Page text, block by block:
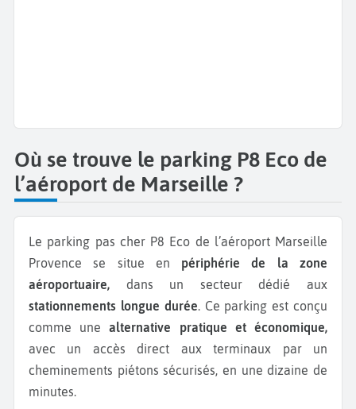
Où se trouve le parking P8 Eco de
l’aéroport de Marseille ?
Le parking pas cher P8 Eco de l’aéroport Marseille
Provence se situe en périphérie de la zone
aéroportuaire, dans un secteur dédié aux
stationnements longue durée. Ce parking est conçu
comme unealternative pratique et économique,
avec un accès direct aux terminaux par un
cheminements piétons sécurisés, en une dizaine de
minutes.